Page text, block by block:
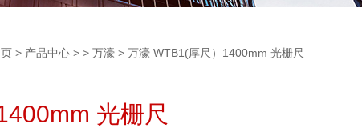
> 产品中心 > > 万濠 > 万濠 WTB1(厚尺）1400mm 光栅尺
光栅尺